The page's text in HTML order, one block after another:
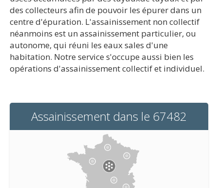
des collecteurs afin de pouvoir les épurer dans un
centre d'épuration. L'assainissement non collectif
néanmoins est un assainissement particulier, ou
autonome, qui réuni les eaux sales d'une
habitation. Notre service s'occupe aussi bien les
opérations d'assainissement collectif et individuel.
Assainissement dans le 67482